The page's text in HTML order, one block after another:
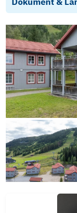
Stadgar -
Brf
Infoblad:
Frågelista